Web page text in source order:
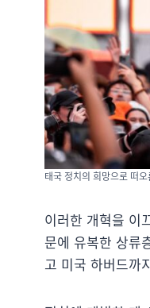
태국 정치의 희망으로 떠
이러한 개혁을 이
문에 유복한 상류
고 미국 하버드까